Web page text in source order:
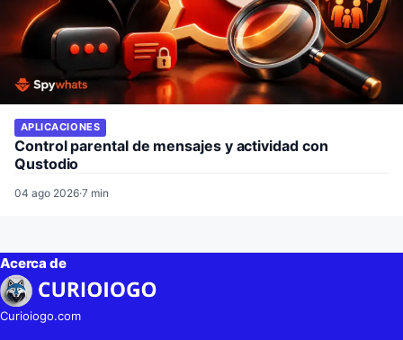
APLICACIONES
Control parental de mensajes y actividad con
Qustodio
04 ago 2026·7 min
Acerca de
Curioiogo.com